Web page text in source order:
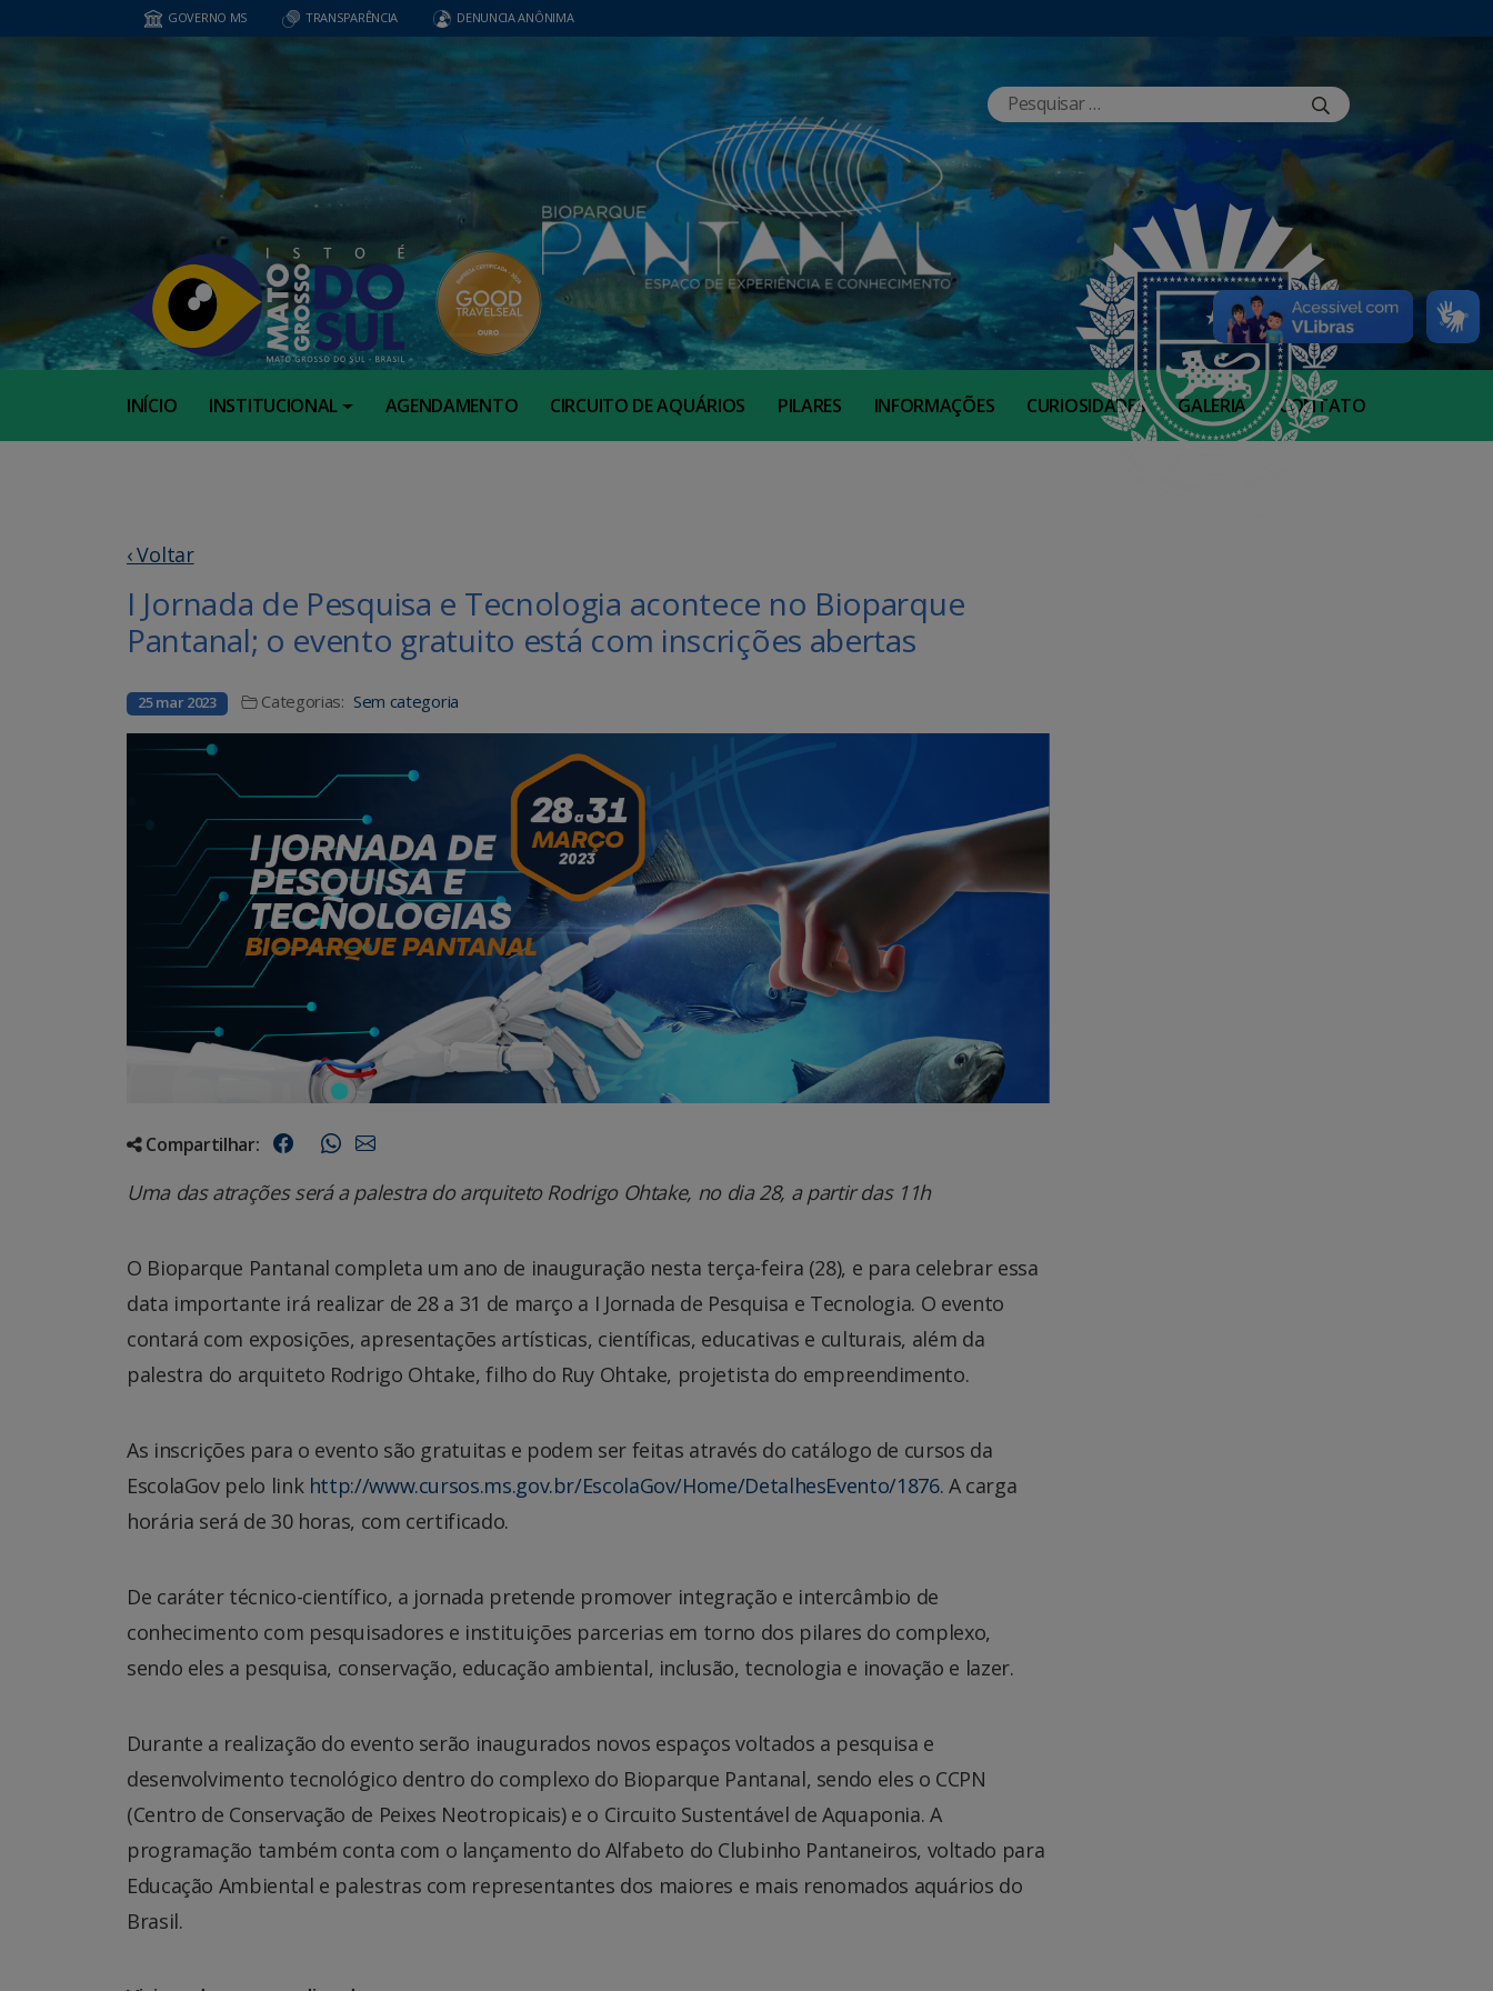
GOVERNO MS TRANSPARÊNCIA DENUNCIA ANÔNIMA
INÍCIO INSTITUCIONAL AGENDAMENTO CIRCUITO DE AQUÁRIOS PILARES INFORMAÇÕES CURIOSIDADES GALERIA CONTATO
‹ Voltar
I Jornada de Pesquisa e Tecnologia acontece no Bioparque
Pantanal; o evento gratuito está com inscrições abertas
25 mar 2023 Categorias: Sem categoria
Compartilhar:
Uma das atrações será a palestra do arquiteto Rodrigo Ohtake, no dia 28, a partir das 11h
O Bioparque Pantanal completa um ano de inauguração nesta terça-feira (28), e para celebrar essa
data importante irá realizar de 28 a 31 de março a I Jornada de Pesquisa e Tecnologia. O evento
contará com exposições, apresentações artísticas, científicas, educativas e culturais, além da
palestra do arquiteto Rodrigo Ohtake, filho do Ruy Ohtake, projetista do empreendimento.
As inscrições para o evento são gratuitas e podem ser feitas através do catálogo de cursos da
EscolaGov pelo link http://www.cursos.ms.gov.br/EscolaGov/Home/DetalhesEvento/1876. A carga
horária será de 30 horas, com certificado.
De caráter técnico-científico, a jornada pretende promover integração e intercâmbio de
conhecimento com pesquisadores e instituições parcerias em torno dos pilares do complexo,
sendo eles a pesquisa, conservação, educação ambiental, inclusão, tecnologia e inovação e lazer.
Durante a realização do evento serão inaugurados novos espaços voltados a pesquisa e
desenvolvimento tecnológico dentro do complexo do Bioparque Pantanal, sendo eles o CCPN
(Centro de Conservação de Peixes Neotropicais) e o Circuito Sustentável de Aquaponia. A
programação também conta com o lançamento do Alfabeto do Clubinho Pantaneiros, voltado para
Educação Ambiental e palestras com representantes dos maiores e mais renomados aquários do
Brasil.